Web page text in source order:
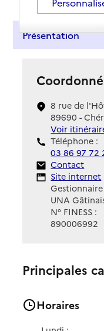
Présentation
8 rue de
89690 -
Voir
Téléphone :
03 86 97 72
Contact
Contact
Site Internet
Site internet
Gestionnaire
UNA
N° FINESS :
890006992
Principales
Horaires